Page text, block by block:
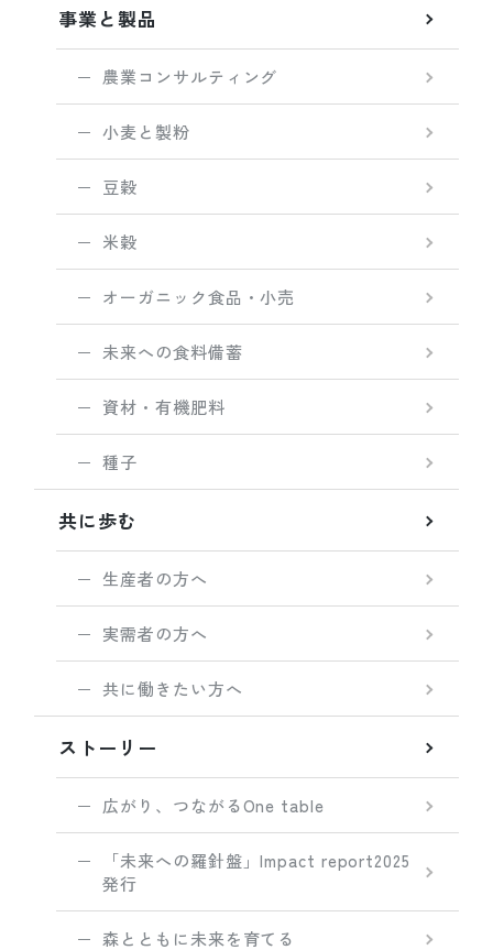
事業と製品
農業コンサルティング
小麦と製粉
豆穀
米穀
オーガニック食品・小売
未来への食料備蓄
資材・有機肥料
種子
共に歩む
生産者の方へ
実需者の方へ
共に働きたい方へ
ストーリー
広がり、つながるOne table
「未来への羅針盤」Impact report2025
発行
森とともに未来を育てる